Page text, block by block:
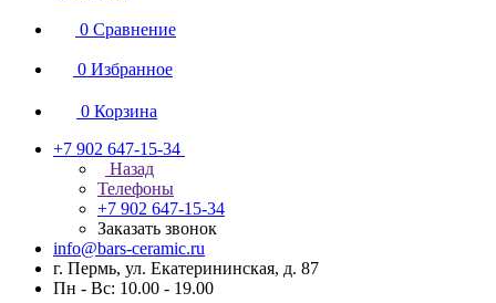
0 Сравнение
0 Избранное
0 Корзина
+7 902 647-15-34
Назад
Телефоны
+7 902 647-15-34
Заказать звонок
info@bars-ceramic.ru
г. Пермь, ул. Екатерининская, д. 87
Пн - Вс: 10.00 - 19.00